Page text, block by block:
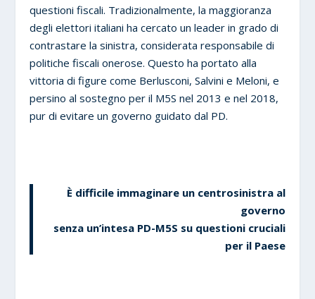
questioni fiscali. Tradizionalmente, la maggioranza
degli elettori italiani ha cercato un leader in grado di
contrastare la sinistra, considerata responsabile di
politiche fiscali onerose. Questo ha portato alla
vittoria di figure come Berlusconi, Salvini e Meloni, e
persino al sostegno per il M5S nel 2013 e nel 2018,
pur di evitare un governo guidato dal PD.
È difficile immaginare un centrosinistra al
governo
senza un’intesa PD-M5S su questioni cruciali
per il Paese